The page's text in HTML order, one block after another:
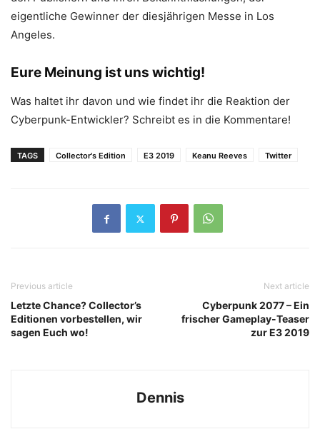
eigentliche Gewinner der diesjährigen Messe in Los
Angeles.
Eure Meinung ist uns wichtig!
Was haltet ihr davon und wie findet ihr die Reaktion der
Cyberpunk-Entwickler? Schreibt es in die Kommentare!
TAGS Collector's Edition E3 2019 Keanu Reeves Twitter
Previous article
Letzte Chance? Collector’s
Editionen vorbestellen, wir
sagen Euch wo!
Next article
Cyberpunk 2077 – Ein
frischer Gameplay-Teaser
zur E3 2019
Dennis